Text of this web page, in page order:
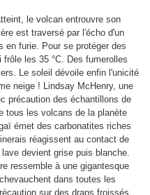
le volcan entrouvre son
est traversé par l'écho d'un
en furie. Pour se protéger des
les 35 °C. Des fumerolles
Le soleil dévoile enfin l'unicité
neige ! Lindsay McHenry, une
précaution des échantillons de
tous les volcans de la planète
émet des carbonatites riches
réagissent au contact de
devient grise puis blanche.
ressemble à une gigantesque
dans toutes les
sur des draps froissés,